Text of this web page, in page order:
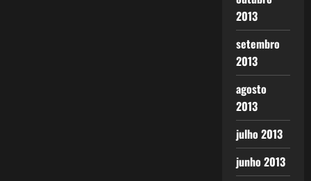
2013
setembro
2013
agosto
2013
julho 2013
junho 2013